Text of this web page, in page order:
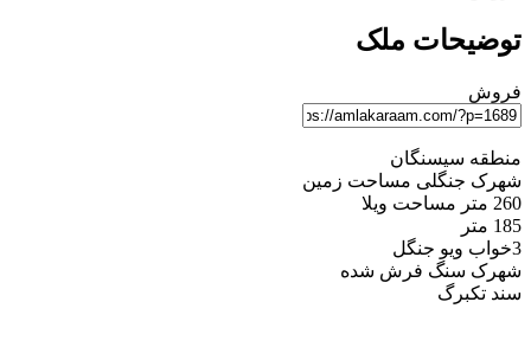
توضیحات ملک
فروش
منطقه سیسنگان
شهرک جنگلی مساحت زمین
260 متر مساحت ویلا
185 متر
3خواب ویو جنگل
شهرک سنگ فرش شده
سند تکبرگ